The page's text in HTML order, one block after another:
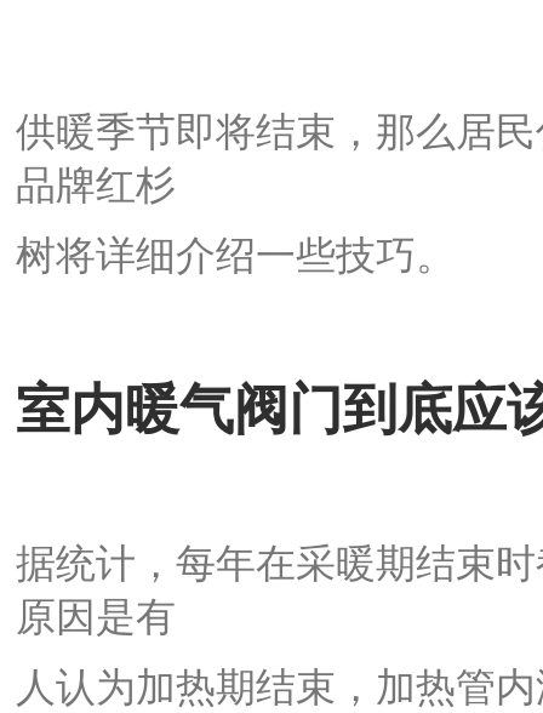
供暖季节即将结束，那么居
品牌红杉
树将详细介绍一些技巧。
室内暖气阀门到底应
据统计，每年在采暖期结束
原因是有
人认为加热期结束，加热管